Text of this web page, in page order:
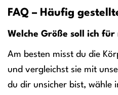
FAQ – Häufig
Welche Größe soll ich
Am besten misst du die
und vergleichst sie mit
du dir unsicher bist, wähle